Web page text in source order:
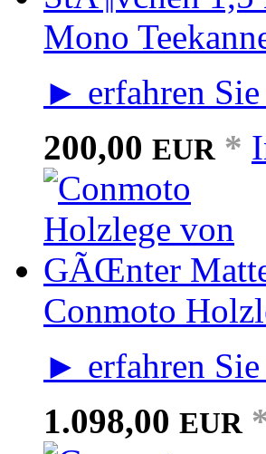
Mono
► erfahren
200,00 EUR *
Conmoto
► erfahren
1.098,00 EUR